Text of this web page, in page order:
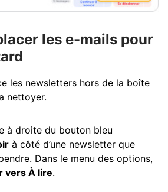
les e-mails pour
les newsletters hors de la boîte
nettoyer.
à droite du bouton bleu
à côté d’une newsletter que
Dans le menu des options,
vers À lire.